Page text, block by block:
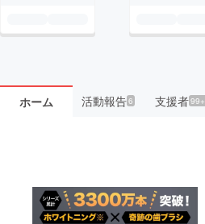
ホーム 活動報告6 支援者99+